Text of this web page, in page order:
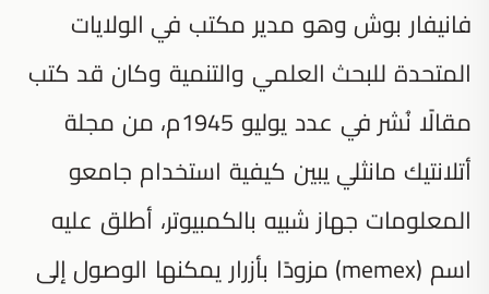
فانيفار بوش وهو مدير مكتب في الولايات
المتحدة للبحث العلمي والتنمية وكان قد كتب
مقالًا نُشر في عدد يوليو 1945م، من مجلة
أتلانتيك مانثلي يبين كيفية استخدام جامعو
المعلومات جهاز شبيه بالكمبيوتر، أطلق عليه
اسم (memex) مزودًا بأزرار يمكنها الوصول إلى